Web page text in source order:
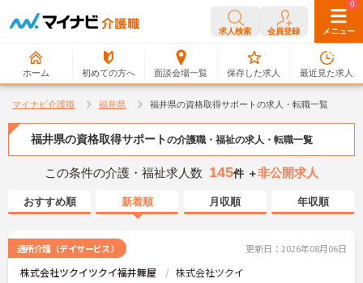
求人検索 会員登録 メニュー
ホーム 初めての方へ 面談会場一覧
0
保存した求人
0
最近見た求人
マイナビ介護職 福井県 福井県の資格取得サポートの求人・転職一覧
福井県の資格取得サポートの介護職・福祉の求人・転職一覧
この条件の介護・福祉求人数 145件 ＋非公開求人
おすすめ順 新着順 月収順 年収順
通所介護（デイサービス） 更新日：2026年08月06日
株式会社ツクイツクイ福井舞屋 株式会社ツクイ